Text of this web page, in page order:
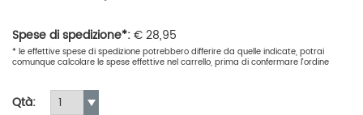
Spese di spedizione*:€28,95
* le effettive spese di spedizione potrebbero differire da quelle indicate, potrai
comunque calcolare le spese effettive nel carrello, prima di confermare l'ordine
Qtà: